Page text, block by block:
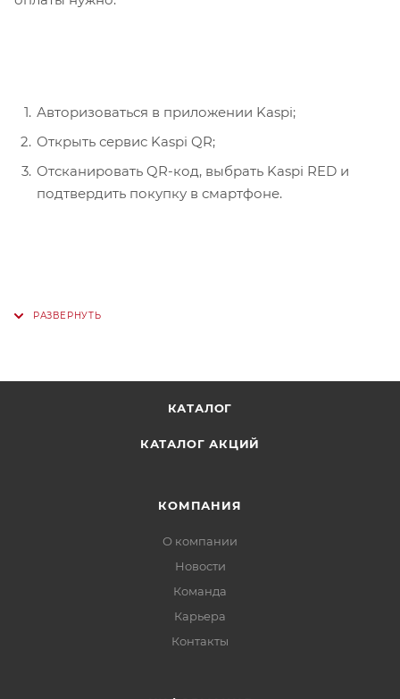
Авторизоваться в приложении Kaspi;
Открыть сервис Kaspi QR;
Отсканировать QR-код, выбрать Kaspi RED и
подтвердить покупку в смартфоне.
КАТАЛОГ
КАТАЛОГ АКЦИЙ
КОМПАНИЯ
О компании
Новости
Команда
Карьера
Контакты